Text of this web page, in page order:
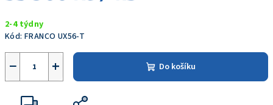
cena:
2-4 týdny
Kód: FRANCO UX56-T
+
− Do košíku